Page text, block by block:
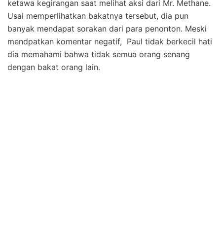
ketawa kegirangan saat melihat aksi dari Mr. Methane.
Usai memperlihatkan bakatnya tersebut, dia pun
banyak mendapat sorakan dari para penonton. Meski
mendpatkan komentar negatif, Paul tidak berkecil hati
dia memahami bahwa tidak semua orang senang
dengan bakat orang lain.